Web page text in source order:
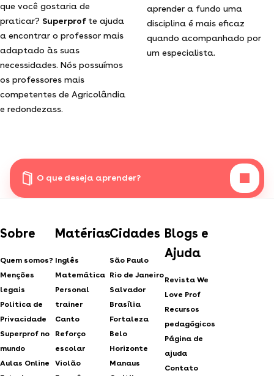
que você gostaria de
praticar? Superprof te ajuda
a encontrar o professor mais
adaptado às suas
necessidades. Nós possuímos
os professores mais
competentes de Agricolândia
e redondezass.
aprender a fundo uma
disciplina é mais eficaz
quando acompanhado por
um especialista.
O que deseja aprender?
Sobre
Quem somos?
Menções
legais
Politica de
Privacidade
Superprof no
mundo
Aulas Online
Matérias
Inglês
Matemática
Personal
trainer
Canto
Reforço
escolar
Violão
Cidades
São Paulo
Rio de Janeiro
Salvador
Brasília
Fortaleza
Belo
Horizonte
Manaus
Blogs e
Ajuda
Revista We
Love Prof
Recursos
pedagógicos
Página de
ajuda
Contato